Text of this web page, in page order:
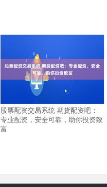
股票配资交易系统 期货配资吧：
专业配资，安全可靠，助你投资致
富